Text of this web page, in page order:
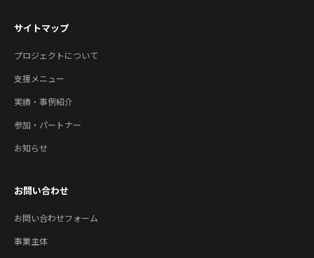
サイトマップ
プロジェクトについて
支援メニュー
実績・事例紹介
参加・パートナー
お知らせ
お問い合わせ
お問い合わせフォーム
事業主体